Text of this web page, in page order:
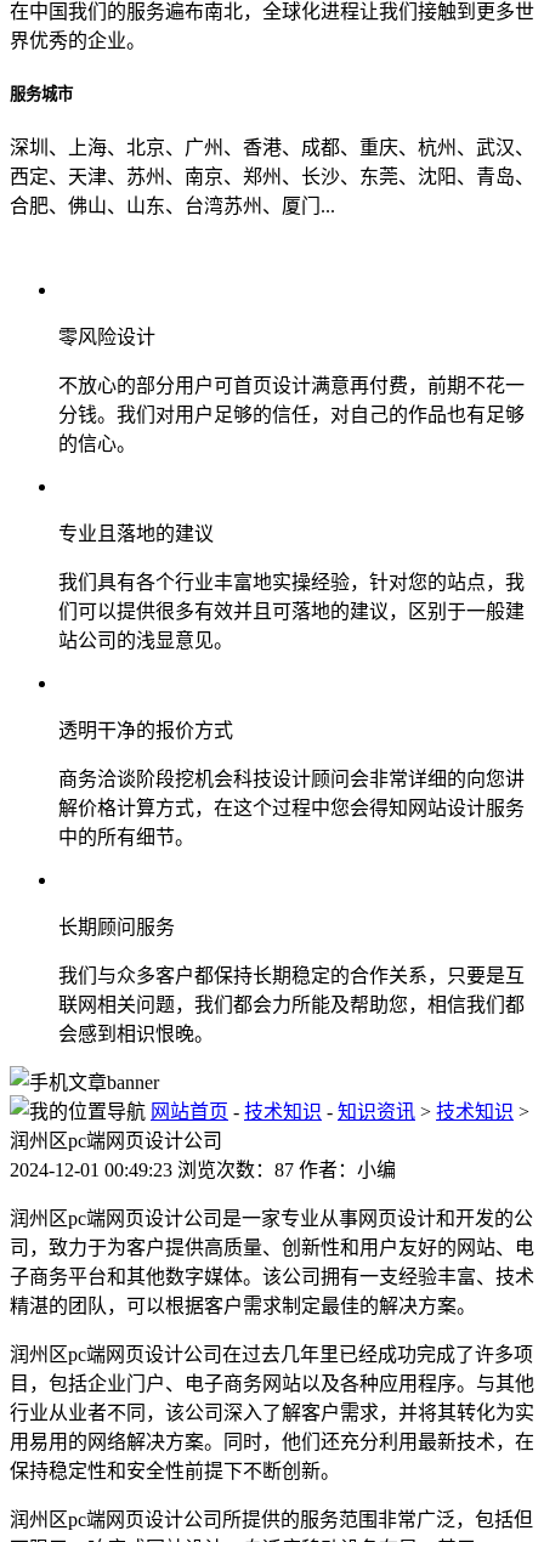
在中国我们的服务遍布南北，全球化进程让我们接触到更多世
界优秀的企业。
服务城市
深圳、上海、北京、广州、香港、成都、重庆、杭州、武汉、
西定、天津、苏州、南京、郑州、长沙、东莞、沈阳、青岛、
合肥、佛山、山东、台湾苏州、厦门...
零风险设计
不放心的部分用户可首页设计满意再付费，前期不花一
分钱。我们对用户足够的信任，对自己的作品也有足够
的信心。
专业且落地的建议
我们具有各个行业丰富地实操经验，针对您的站点，我
们可以提供很多有效并且可落地的建议，区别于一般建
站公司的浅显意见。
透明干净的报价方式
商务洽谈阶段挖机会科技设计顾问会非常详细的向您讲
解价格计算方式，在这个过程中您会得知网站设计服务
中的所有细节。
长期顾问服务
我们与众多客户都保持长期稳定的合作关系，只要是互
联网相关问题，我们都会力所能及帮助您，相信我们都
会感到相识恨晚。
网站首页 - 技术知识 - 知识资讯 > 技术知识 >
润州区pc端网页设计公司
2024-12-01 00:49:23 浏览次数：87 作者：小编
润州区pc端网页设计公司是一家专业从事网页设计和开发的公
司，致力于为客户提供高质量、创新性和用户友好的网站、电
子商务平台和其他数字媒体。该公司拥有一支经验丰富、技术
精湛的团队，可以根据客户需求制定最佳的解决方案。
润州区pc端网页设计公司在过去几年里已经成功完成了许多项
目，包括企业门户、电子商务网站以及各种应用程序。与其他
行业从业者不同，该公司深入了解客户需求，并将其转化为实
用易用的网络解决方案。同时，他们还充分利用最新技术，在
保持稳定性和安全性前提下不断创新。
润州区pc端网页设计公司所提供的服务范围非常广泛，包括但